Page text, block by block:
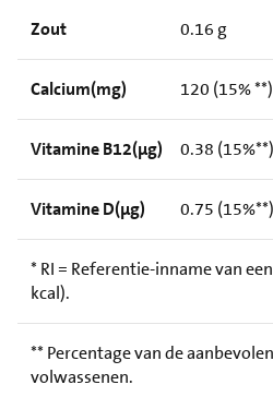
Zout 0.16 g
Calcium(mg) 120 (15% **)
Vitamine B12(µg) 0.38 (15%**)
Vitamine D(µg) 0.75 (15%**)
* RI = Referentie-inname van
kcal).
** Percentage van de
volwassenen.